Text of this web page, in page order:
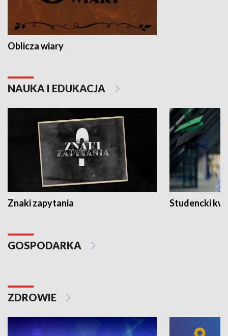
Oblicza wiary
NAUKA I EDUKACJA
Znaki zapytania Studencki
GOSPODARKA
ZDROWIE